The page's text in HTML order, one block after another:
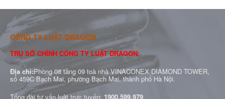
CÔNG TY LUẬT DRAGON
TRỤ SỞ CHÍNH CÔNG TY LUẬT DRAGON:
Địa chỉ:Phòng 08 tầng 09 toà nhà VINACONEX DIAMOND TOWER,
số 459C Bạch Mai, phường Bạch Mai, thành phố Hà Nội.
Tổng đài tư vấn luật trực tuyến: 1900.599.979